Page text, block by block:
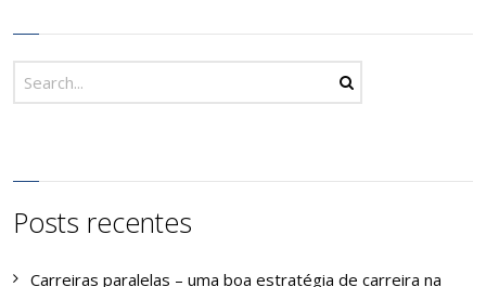
Posts recentes
Carreiras paralelas – uma boa estratégia de carreira na